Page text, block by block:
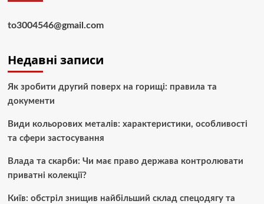
to3004546@gmail.com
Недавні записи
Як зробити другий поверх на горищі: правила та
документи
Види кольорових металів: характеристики, особливості
та сфери застосування
Влада та скарби: Чи має право держава контролювати
приватні колекції?
Київ: обстріл знищив найбільший склад спецодягу та